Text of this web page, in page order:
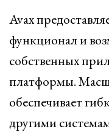
Avax
функционал и
собственных
платформы.
обеспечивает
другими